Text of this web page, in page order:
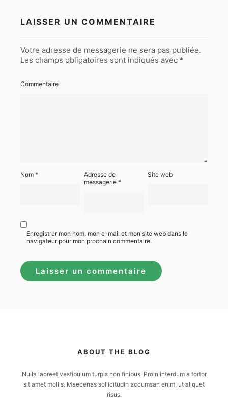
LAISSER UN COMMENTAIRE
Votre adresse de messagerie ne sera pas publiée.
Les champs obligatoires sont indiqués avec *
Commentaire
Nom *
Adresse de
messagerie*
Site web
Enregistrer mon nom, mon e-mail et mon site web dans le
navigateur pour mon prochain commentaire.
ABOUT THE BLOG
Nulla laoreet vestibulum turpis non finibus. Proin interdum a tortor
sit amet mollis. Maecenas sollicitudin accumsan enim, ut aliquet
risus.